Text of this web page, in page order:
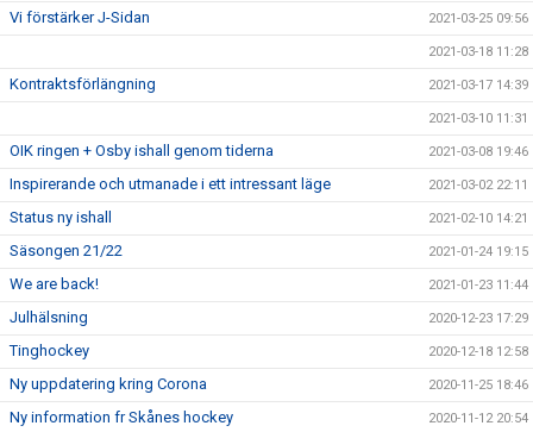
Vi förstärker J-Sidan 2021-03-25 09:56
2021-03-18 11:28
Kontraktsförlängning 2021-03-17 14:39
2021-03-10 11:31
OIK ringen + Osby ishall genom tiderna 2021-03-08 19:46
Inspirerande och utmanade i ett intressant läge 2021-03-02 22:11
Status ny ishall 2021-02-10 14:21
Säsongen 21/22 2021-01-24 19:15
We are back! 2021-01-23 11:44
Julhälsning 2020-12-23 17:29
Tinghockey 2020-12-18 12:58
Ny uppdatering kring Corona 2020-11-25 18:46
Ny information fr Skånes hockey 2020-11-12 20:54